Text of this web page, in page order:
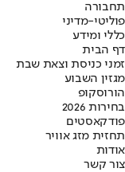
תחבורה
פוליטי-מדיני
כללי ומידע
דף הבית
זמני כניסת וצאת שבת
מגזין השבוע
הורוסקופ
בחירות 2026
פודקאסטים
תחזית מזג אוויר
אודות
צור קשר